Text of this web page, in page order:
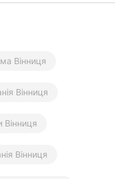
Вінниця
Вінниця
Вінниця
Вінниця